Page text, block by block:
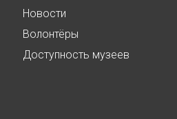
Новости
Волонтёры
Доступность музеев